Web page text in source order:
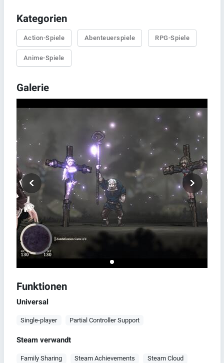
Kategorien
Action-Spiele Abenteuerspiele RPG-Spiele
Anime-Spiele
Galerie
Funktionen
Universal
Single-player Partial Controller Support
Steam verwandt
Family Sharing Steam Achievements Steam Cloud